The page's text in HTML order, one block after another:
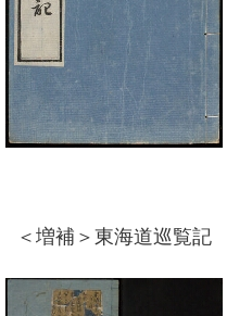
＜増補＞東海道巡覧記